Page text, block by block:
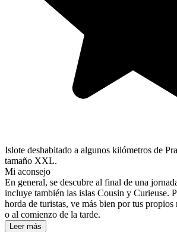
Islote deshabitado a algunos kilómetros de
tamaño XXL.
Mi aconsejo
En general, se descubre al final de una
incluye también las islas Cousin y Curieuse.
horda de turistas, ve más bien por tus propios
o al comienzo de la tarde.
Leer más